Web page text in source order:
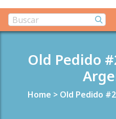
Old Pedido
Home > Old Pedido